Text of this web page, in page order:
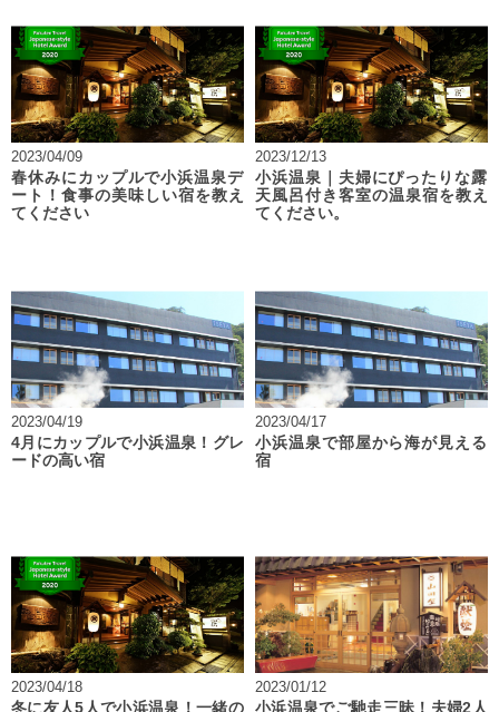
2023/04/09
春休みにカップルで小浜温泉デ
ート！食事の美味しい宿を教え
てください
2023/12/13
小浜温泉｜夫婦にぴったりな露
天風呂付き客室の温泉宿を教え
てください。
2023/04/19
4月にカップルで小浜温泉！グレ
ードの高い宿
2023/04/17
小浜温泉で部屋から海が見える
宿
2023/04/18
冬に友人5人で小浜温泉！一緒の
2023/01/12
小浜温泉でご馳走三昧！夫婦2人